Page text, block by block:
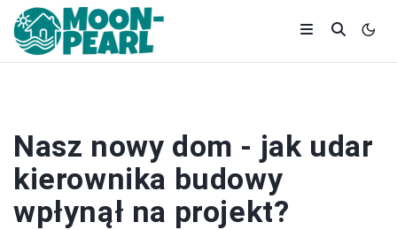
Nasz nowy dom - jak udar
kierownika budowy
wpłynął na projekt?